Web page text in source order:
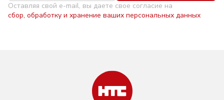
Оставляя свой e-mail, вы даете свое согласие на
сбор, обработку и хранение ваших персональных данных